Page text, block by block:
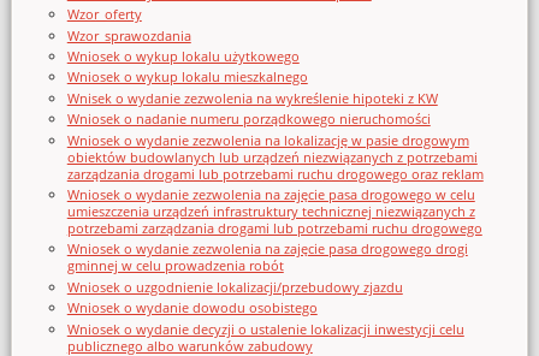
Wzor_oferty
Wzor_sprawozdania
Wniosek o wykup lokalu użytkowego
Wniosek o wykup lokalu mieszkalnego
Wnisek o wydanie zezwolenia na wykreślenie hipoteki z KW
Wniosek o nadanie numeru porządkowego nieruchomości
Wniosek o wydanie zezwolenia na lokalizację w pasie drogowym
obiektów budowlanych lub urządzeń niezwiązanych z potrzebami
zarządzania drogami lub potrzebami ruchu drogowego oraz reklam
Wniosek o wydanie zezwolenia na zajęcie pasa drogowego w celu
umieszczenia urządzeń infrastruktury technicznej niezwiązanych z
potrzebami zarządzania drogami lub potrzebami ruchu drogowego
Wniosek o wydanie zezwolenia na zajęcie pasa drogowego drogi
gminnej w celu prowadzenia robót
Wniosek o uzgodnienie lokalizacji/przebudowy zjazdu
Wniosek o wydanie dowodu osobistego
Wniosek o wydanie decyzji o ustalenie lokalizacji inwestycji celu
publicznego albo warunków zabudowy